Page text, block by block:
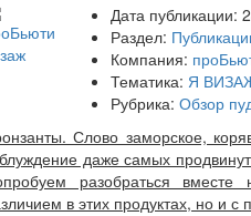
Дата публикации:
Раздел:
Компания:
Тематика: Я
Рубрика: Обзор
Слово заморское,
даже самых
разобраться вместе
в этих продуктах, но и